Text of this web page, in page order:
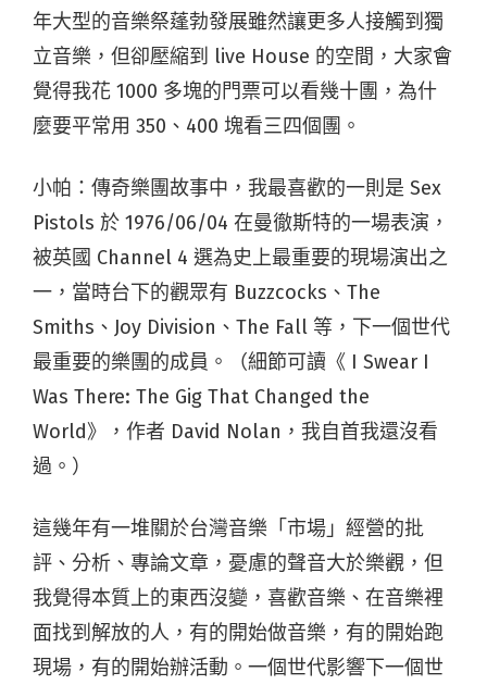
年大型的音樂祭蓬勃發展雖然讓更多人接觸到獨
立音樂，但卻壓縮到 live House 的空間，大家會
覺得我花 1000 多塊的門票可以看幾十團，為什
麼要平常用 350、400 塊看三四個團。
小帕：傳奇樂團故事中，我最喜歡的一則是 Sex
Pistols 於 1976/06/04 在曼徹斯特的一場表演，
被英國 Channel 4 選為史上最重要的現場演出之
一，當時台下的觀眾有 Buzzcocks、The
Smiths、Joy Division、The Fall 等，下一個世代
最重要的樂團的成員。（細節可讀《 I Swear I
Was There: The Gig That Changed the
World》，作者 David Nolan，我自首我還沒看
過。）
這幾年有一堆關於台灣音樂「市場」經營的批
評、分析、專論文章，憂慮的聲音大於樂觀，但
我覺得本質上的東西沒變，喜歡音樂、在音樂裡
面找到解放的人，有的開始做音樂，有的開始跑
現場，有的開始辦活動。一個世代影響下一個世